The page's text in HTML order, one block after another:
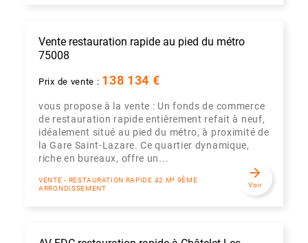
Vente restauration rapide au pied du métro
75008
Prix de vente : 138 134 €
vous propose à la vente : Un fonds de commerce
de restauration rapide entièrement refait à neuf,
idéalement situé au pied du métro, à proximité de
la Gare Saint-Lazare. Ce quartier dynamique,
riche en bureaux, offre un...
VENTE - RESTAURATION RAPIDE 42 M² 9ÈME
ARRONDISSEMENT
arrow_forward
Voir